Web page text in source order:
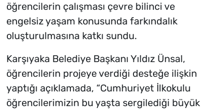
öğrencilerin çalışması çevre bilinci ve
engelsiz yaşam konusunda farkındalık
oluşturulmasına katkı sundu.
Karşıyaka Belediye Başkanı Yıldız Ünsal,
öğrencilerin projeye verdiği desteğe ilişkin
yaptığı açıklamada, “Cumhuriyet İlkokulu
öğrencilerimizin bu yaşta sergilediği büyük